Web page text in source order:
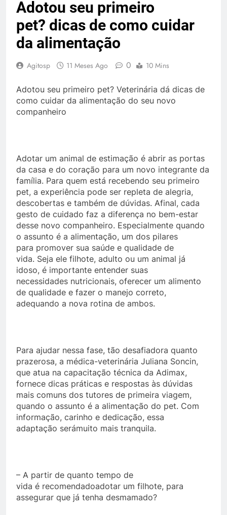
Adotou seu primeiro
pet? dicas de como cuidar
da alimentação
Agitosp 11 Meses Ago 0 10 Mins
Adotou seu primeiro pet? Veterinária dá dicas de
como cuidar da alimentação do seu novo
companheiro
Adotar um animal de estimação é abrir as portas
da casa e do coração para um novo integrante da
família. Para quem está recebendo seu primeiro
pet, a experiência pode ser repleta de alegria,
descobertas e também de dúvidas. Afinal, cada
gesto de cuidado faz a diferença no bem-estar
desse novo companheiro. Especialmente quando
o assunto é a alimentação, um dos pilares
para promover sua saúde e qualidade de
vida. Seja ele filhote, adulto ou um animal já
idoso, é importante entender suas
necessidades nutricionais, oferecer um alimento
de qualidade e fazer o manejo correto,
adequando a nova rotina de ambos.
Para ajudar nessa fase, tão desafiadora quanto
prazerosa, a médica-veterinária Juliana Soncin,
que atua na capacitação técnica da Adimax,
fornece dicas práticas e respostas às dúvidas
mais comuns dos tutores de primeira viagem,
quando o assunto é a alimentação do pet. Com
informação, carinho e dedicação, essa
adaptação serámuito mais tranquila.
– A partir de quanto tempo de
vida é recomendadoadotar um filhote, para
assegurar que já tenha desmamado?